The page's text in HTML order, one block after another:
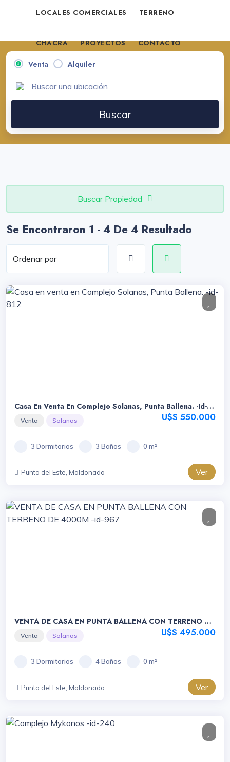
LOCALES COMERCIALES TERRENO
CHACRA PROYECTOS CONTACTO
VENDE TU PROPIEDAD
Venta Alquiler
Buscar
Buscar Propiedad
Se Encontraron 1 - 4 De 4 Resultado
Casa En Venta En Complejo Solanas, Punta Ballena. -id-
812
Venta Solanas U$S 550.000
3 Dormitorios 3 Baños 0 m²
Punta del Este, Maldonado Ver
VENTA DE CASA EN PUNTA BALLENA CON TERRENO DE
4000M -id-967
Venta Solanas U$S 495.000
3 Dormitorios 4 Baños 0 m²
Punta del Este, Maldonado Ver